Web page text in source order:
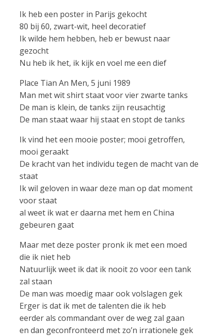
Ik heb een poster in Parijs gekocht
80 bij 60, zwart-wit, heel decoratief
Ik wilde hem hebben, heb er bewust naar
gezocht
Nu heb ik het, ik kijk en voel me een dief
Place Tian An Men, 5 juni 1989
Man met wit shirt staat voor vier zwarte tanks
De man is klein, de tanks zijn reusachtig
De man staat waar hij staat en stopt de tanks
Ik vind het een mooie poster; mooi getroffen,
mooi geraakt
De kracht van het individu tegen de macht van de
staat
Ik wil geloven in waar deze man op dat moment
voor staat
al weet ik wat er daarna met hem en China
gebeuren gaat
Maar met deze poster pronk ik met een moed
die ik niet heb
Natuurlijk weet ik dat ik nooit zo voor een tank
zal staan
De man was moedig maar ook volslagen gek
Erger is dat ik met de talenten die ik heb
eerder als commandant over de weg zal gaan
en dan geconfronteerd met zo’n irrationele gek